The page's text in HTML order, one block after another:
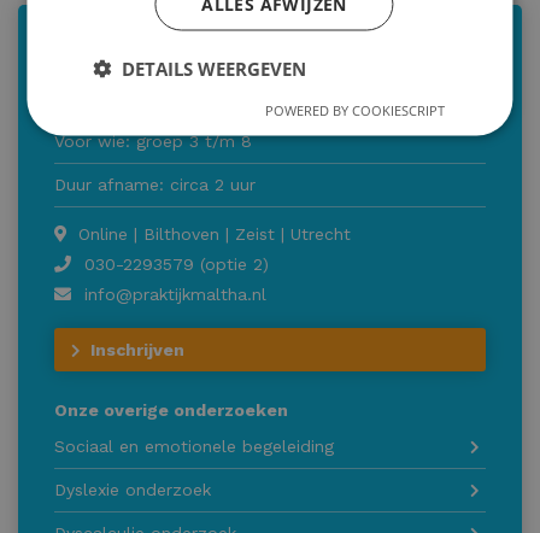
Motivatie en faalangst onderzoek
Voor wie: groep 3 t/m 8
Duur afname: circa 2 uur
Online | Bilthoven | Zeist | Utrecht
030-2293579 (optie 2)
info@praktijkmaltha.nl
Inschrijven
Onze overige onderzoeken
Sociaal en emotionele begeleiding
Dyslexie onderzoek
DETAILS WEERGEVEN
POWERED BY COOKIESCRIPT